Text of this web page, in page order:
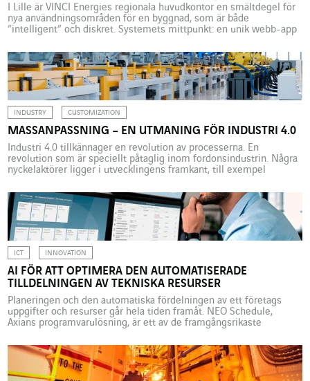
I Lille är VINCI Energies regionala huvudkontor en smältdegel för
nya användningsområden för en byggnad, som är både
”intelligent” och diskret. Systemets mittpunkt: en unik webb-app
byggnadernas lokaler. Det intelligenta byggandet presenteras
oftast som en av de viktigaste markörerna för omvandling av
arbetsmetoder, men har ännu […]
INDUSTRY CUSTOMIZATION
MASSANPASSNING – EN UTMANING FÖR INDUSTRI 4.0
Industri 4.0 tillkännager en revolution av processerna. En
revolution som är speciellt påtaglig inom fordonsindustrin. Några
nyckelaktörer ligger i utvecklingens framkant, till exempel
arbetar för. Uppgiften är att kombinera anpassning och smidighet.
Modellen för massproduktion utifrån principen om ”en produkt,
en fabrik, ett land” är förlegad. Idag […]
ICT INNOVATION
AI FÖR ATT OPTIMERA DEN AUTOMATISERADE
TILLDELNINGEN AV TEKNISKA RESURSER
Planeringen och den automatiska fördelningen av ett företags
uppgifter och resurser går hela tiden framåt. NEO Schedule,
Axians programvarulösning, är ett av de framgångsrikaste
företagen kan planeringen av uppgifter och resurser snabbt bli en
huvudvärk. I vilket fall som helst är det ofta ett ständigt […]